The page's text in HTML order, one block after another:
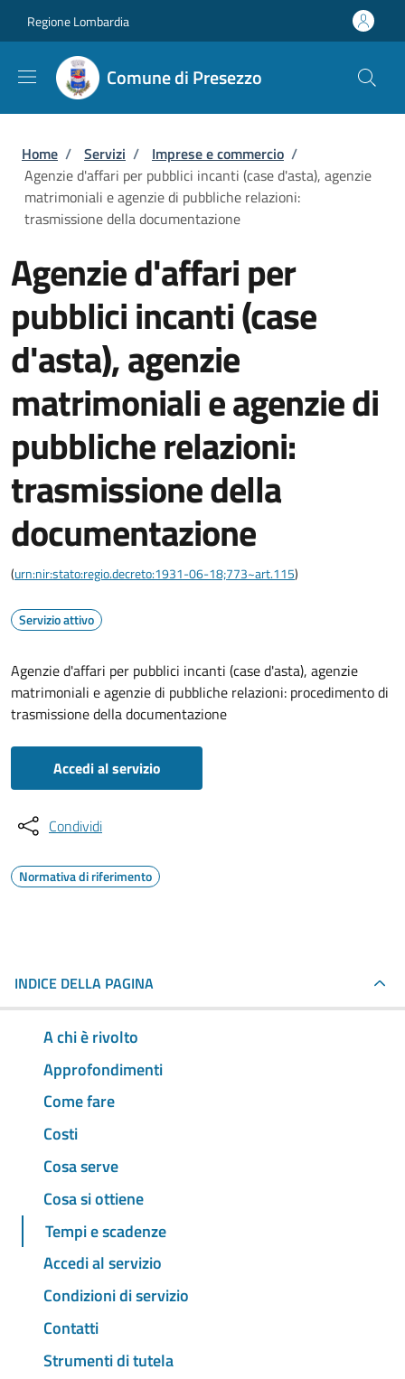
Regione Lombardia
Comune di Presezzo
Briciole di pane
Home / Servizi / Imprese e commercio /
Agenzie d'affari per pubblici incanti (case d'asta), agenzie
matrimoniali e agenzie di pubbliche relazioni:
trasmissione della documentazione
Agenzie d'affari per
pubblici incanti (case
d'asta), agenzie
matrimoniali e agenzie di
pubbliche relazioni:
trasmissione della
documentazione
(urn:nir:stato:regio.decreto:1931-06-18;773~art.115)
Servizio attivo
Agenzie d'affari per pubblici incanti (case d'asta), agenzie
matrimoniali e agenzie di pubbliche relazioni: procedimento di
trasmissione della documentazione
Accedi al servizio
Condividi
Normativa di riferimento
INDICE DELLA PAGINA
A chi è rivolto
Approfondimenti
Come fare
Costi
Cosa serve
Cosa si ottiene
Tempi e scadenze
Accedi al servizio
Condizioni di servizio
Contatti
Strumenti di tutela